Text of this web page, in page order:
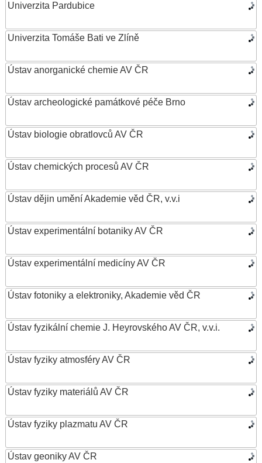
Univerzita Pardubice
Univerzita Tomáše Bati ve Zlíně
Ústav anorganické chemie AV ČR
Ústav archeologické památkové péče Brno
Ústav biologie obratlovců AV ČR
Ústav chemických procesů AV ČR
Ústav dějin umění Akademie věd ČR, v.v.i
Ústav experimentální botaniky AV ČR
Ústav experimentální medicíny AV ČR
Ústav fotoniky a elektroniky, Akademie věd ČR
Ústav fyzikální chemie J. Heyrovského AV ČR, v.v.i.
Ústav fyziky atmosféry AV ČR
Ústav fyziky materiálů AV ČR
Ústav fyziky plazmatu AV ČR
Ústav geoniky AV ČR